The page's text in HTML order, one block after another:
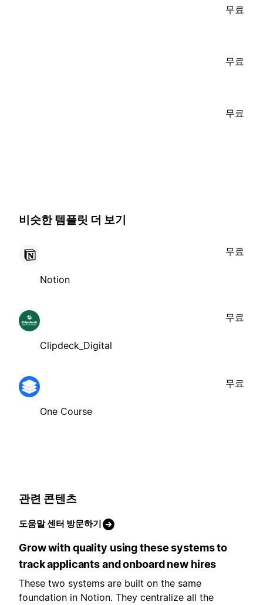
무료
무료
무료
비슷한 템플릿 더 보기
Notion
무료
Clipdeck_Digital
무료
One Course
무료
관련 콘텐츠
도움말 센터 방문하기
Grow with quality using these systems to
track applicants and onboard new hires
These two systems are built on the same
foundation in Notion. They centralize all the